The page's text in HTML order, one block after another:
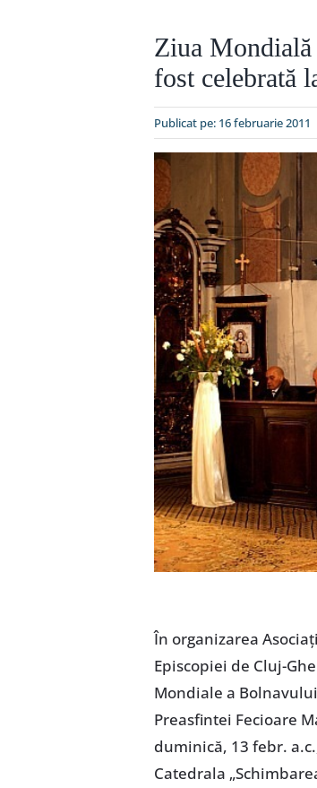
Ziua
fost celebrată
Publicat pe: 16 februarie 2011
În organizarea
Episcopiei de Cluj-
Mondiale a
Preasfintei Fecioare
duminică, 13 febr.
Catedrala